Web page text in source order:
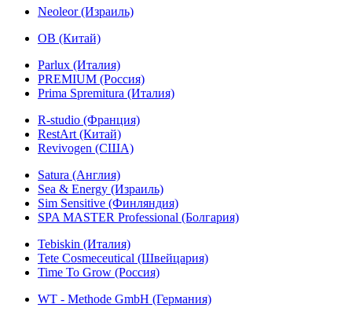
Neoleor (Израиль)
OB (Китай)
Parlux (Италия)
PREMIUM (Россия)
Prima Spremitura (Италия)
R-studio (Франция)
RestArt (Китай)
Revivogen (США)
Satura (Англия)
Sea & Energy (Израиль)
Sim Sensitive (Финляндия)
SPA MASTER Professional (Болгария)
Tebiskin (Италия)
Tete Cosmeceutical (Швейцария)
Time To Grow (Россия)
WT - Methode GmbH (Германия)